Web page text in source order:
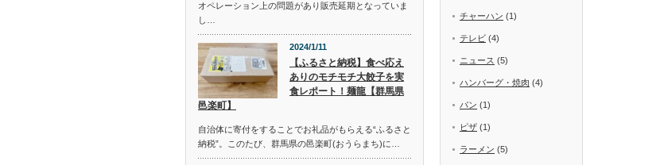
オペレーション上の問題があり販売延期となっていま
し…
2024/1/11
【ふるさと納税】食べ応え
ありのモチモチ大餃子を実
食レポート！麺龍【群馬県
邑楽町】
自治体に寄付をすることでお礼品がもらえる“ふるさと
納税”。このたび、群馬県の邑楽町(おうらまち)に…
チャーハン (1)
テレビ (4)
ニュース (5)
ハンバーグ・焼肉 (4)
パン (1)
ピザ (1)
ラーメン (5)